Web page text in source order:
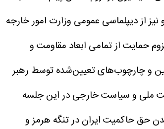
از مواضع انقلابی و فعالیت‌های سفارتخانه‌ها و نمایندگی‌های جمهوری اسلامی ایران در ایام جنگ ۴۰ روزه و نیز از دیپلماسی عمومی وزارت امور خارجه
حمایت از تمامی ابعاد مقاومت و
و چارچوب‌های تعیین‌شده توسط رهبر
ملی و سیاست خارجی در این جلسه
حق حاکمیت ایران در تنگه هرمز و